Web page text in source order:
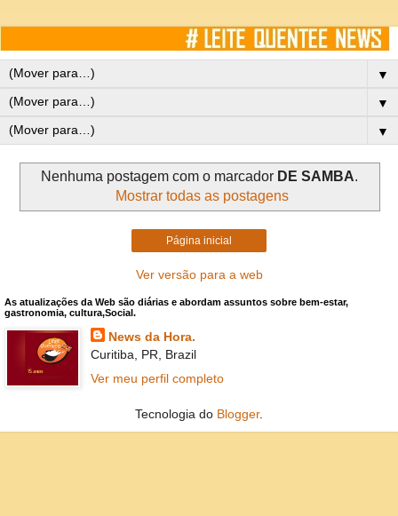
▼
▼
▼
Nenhuma postagem com o marcador DE SAMBA.
Mostrar todas as postagens
Página inicial
Ver versão para a web
As atualizações da Web são diárias e abordam assuntos sobre bem-estar,
gastronomia, cultura,Social.
News da Hora.
Curitiba, PR, Brazil
Ver meu perfil completo
Tecnologia do Blogger.